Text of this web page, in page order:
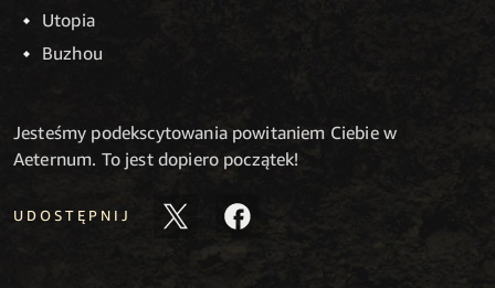
Utopia
Buzhou
Jesteśmy podekscytowania powitaniem Ciebie w
Aeternum. To jest dopiero początek!
UDOSTĘPNIJ